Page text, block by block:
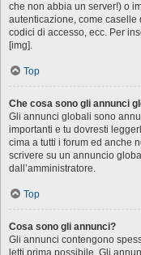
che non abbia un server!) o
autenticazione, come caselle
codici di accesso, ecc. Per
[img].
Top
Che cosa sono gli annunci
Gli annunci globali sono
importanti e tu dovresti
cima a tutti i forum ed anche
scrivere su un annuncio
dall’amministratore.
Top
Cosa sono gli annunci?
Gli annunci contengono
letti prima possibile. Gli